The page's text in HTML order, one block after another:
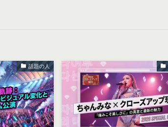
話題の人